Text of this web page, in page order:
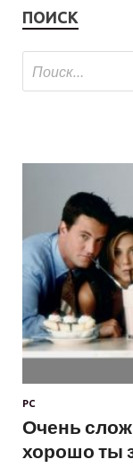
ПОИСК
PC
Очень
хорошо ты